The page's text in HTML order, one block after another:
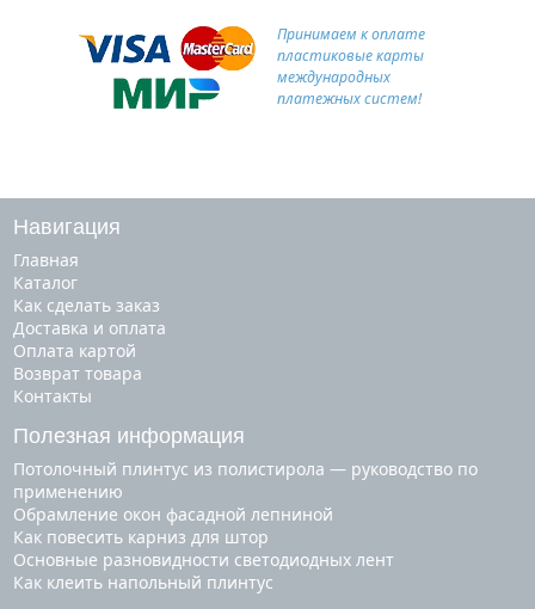
Принимаем к оплате
пластиковые карты
международных
платежных систем!
Навигация
Главная
Каталог
Как сделать заказ
Доставка и оплата
Оплата картой
Возврат товара
Контакты
Полезная информация
Потолочный плинтус из полистирола — руководство по
применению
Обрамление окон фасадной лепниной
Как повесить карниз для штор
Основные разновидности светодиодных лент
Как клеить напольный плинтус